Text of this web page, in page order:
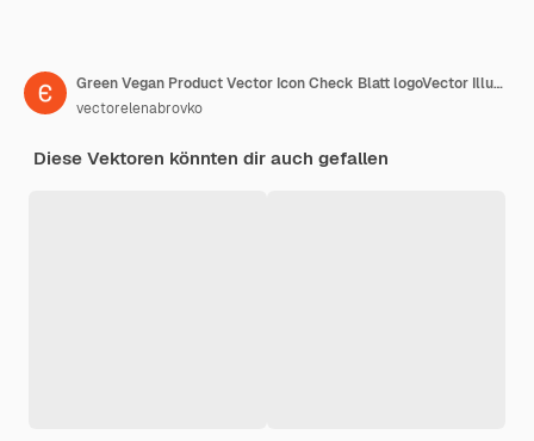
Green Vegan Product Vector Icon Check Blatt logoVector Illustration isoliert auf weißem Hintergrund
vectorelenabrovko
Diese Vektoren könnten dir auch gefallen